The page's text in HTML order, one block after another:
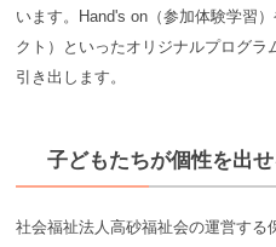
います。Hand's on（参加体験学習
クト）といったオリジナルプログ
引き出します。
子どもたちが個性を出
社会福祉法人高砂福祉会の運営する